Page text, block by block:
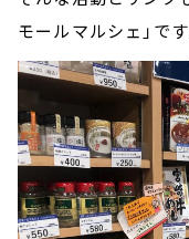
モールマルシェ」です